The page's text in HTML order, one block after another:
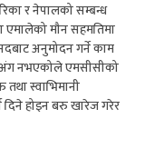
र नेपालको सम्बन्ध
एमालेको मौन सहमतिमा
अनुमोदन गर्ने काम
अंग नभएकोले एमसीसीको
स्वाभिमानी
दिने होइन बरु खारेज गरेर